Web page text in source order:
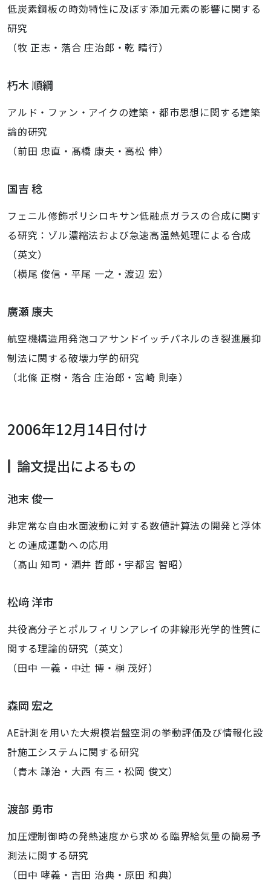
低炭素鋼板の時効特性に及ぼす添加元素の影響に関する
研究
（牧 正志・落合 庄治郎・乾 晴行）
朽木 順綱
アルド・ファン・アイクの建築・都市思想に関する建築
論的研究
（前田 忠直・髙橋 康夫・高松 伸）
国吉 稔
フェニル修飾ポリシロキサン低融点ガラスの合成に関す
る研究：ゾル濃縮法および急速高温熱処理による合成
（英文）
（横尾 俊信・平尾 一之・渡辺 宏）
廣瀬 康夫
航空機構造用発泡コアサンドイッチパネルのき裂進展抑
制法に関する破壊力学的研究
（北條 正樹・落合 庄治郎・宮崎 則幸）
2006年12月14日付け
論文提出によるもの
池末 俊一
非定常な自由水面波動に対する数値計算法の開発と浮体
との連成運動への応用
（髙山 知司・酒井 哲郎・宇都宮 智昭）
松﨑 洋市
共役高分子とポルフィリンアレイの非線形光学的性質に
関する理論的研究（英文）
（田中 一義・中辻 博・榊 茂好）
森岡 宏之
AE計測を用いた大規模岩盤空洞の挙動評価及び情報化設
計施工システムに関する研究
（青木 謙治・大西 有三・松岡 俊文）
渡部 勇市
加圧煙制御時の発熱速度から求める臨界給気量の簡易予
測法に関する研究
（田中 哮義・吉田 治典・原田 和典）